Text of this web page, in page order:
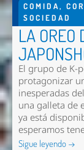
COMIDA,
SOCIEDAD
LA OREO
El grupo de K-
protagonizar
inesperadas
una galleta de
ya está
esperamos
Sigue leyendo →